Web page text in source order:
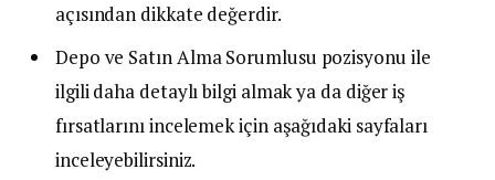
açısından dikkate değerdir.
Depo ve Satın Alma Sorumlusu pozisyonu ile
ilgili daha detaylı bilgi almak ya da diğer iş
fırsatlarını incelemek için aşağıdaki sayfaları
inceleyebilirsiniz.